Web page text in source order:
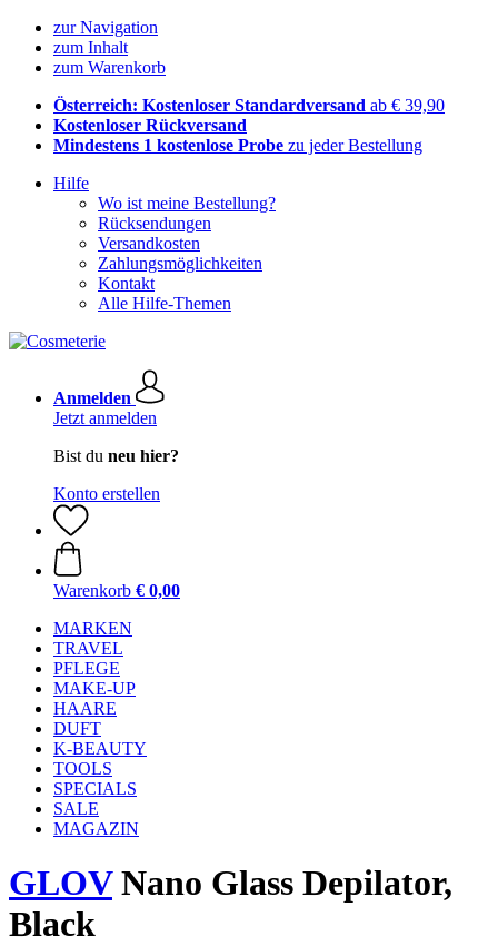
zur Navigation
zum Inhalt
zum Warenkorb
Österreich: Kostenloser Standardversand ab € 39,90
Kostenloser Rückversand
Mindestens 1 kostenlose Probe zu jeder Bestellung
Hilfe
Wo ist meine Bestellung?
Rücksendungen
Versandkosten
Zahlungsmöglichkeiten
Kontakt
Alle Hilfe-Themen
Anmelden
Jetzt anmelden
Bist du neu hier?
Konto erstellen
Warenkorb € 0,00
MARKEN
TRAVEL
PFLEGE
MAKE-UP
HAARE
DUFT
K-BEAUTY
TOOLS
SPECIALS
SALE
MAGAZIN
GLOVNano Glass Depilator,
Black